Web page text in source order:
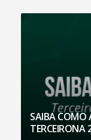
SAIBA COMO
TERCEIRONA